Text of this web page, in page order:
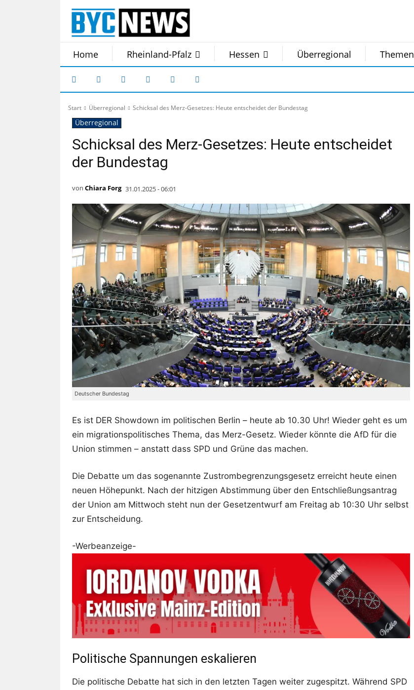
Home Rheinland-Pfalz Hessen Überregional Themen
Start Überregional Schicksal des Merz-Gesetzes: Heute entscheidet der Bundestag
Überregional
Schicksal des Merz-Gesetzes: Heute entscheidet
der Bundestag
von Chiara Forg 31.01.2025 - 06:01
Deutscher Bundestag
Es ist DER Showdown im politischen Berlin – heute ab 10.30 Uhr! Wieder geht es um
ein migrationspolitisches Thema, das Merz-Gesetz. Wieder könnte die AfD für die
Union stimmen – anstatt dass SPD und Grüne das machen.
Die Debatte um das sogenannte Zustrombegrenzungsgesetz erreicht heute einen
neuen Höhepunkt. Nach der hitzigen Abstimmung über den Entschließungsantrag
der Union am Mittwoch steht nun der Gesetzentwurf am Freitag ab 10:30 Uhr selbst
zur Entscheidung.
-Werbeanzeige-
Politische Spannungen eskalieren
Die politische Debatte hat sich in den letzten Tagen weiter zugespitzt. Während SPD